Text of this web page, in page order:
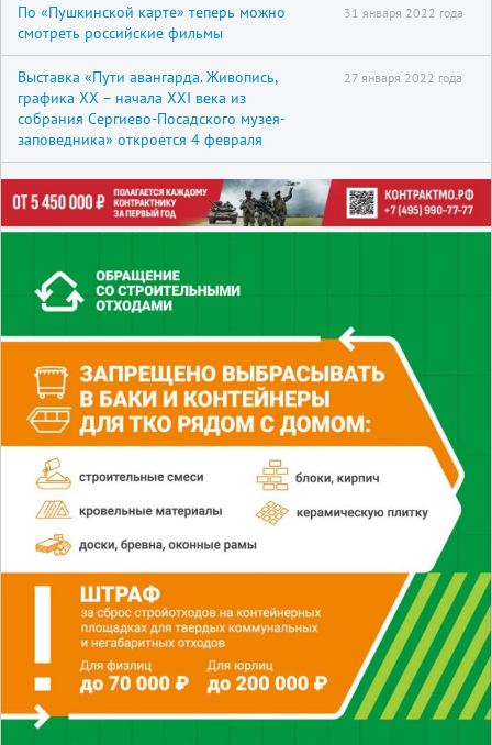
По «Пушкинской карте» теперь можно
смотреть российские фильмы
31 января 2022 года
Выставка «Пути авангарда. Живопись,
графика XX – начала XXI века из
собрания Сергиево-Посадского музея-
заповедника» откроется 4 февраля
27 января 2022 года